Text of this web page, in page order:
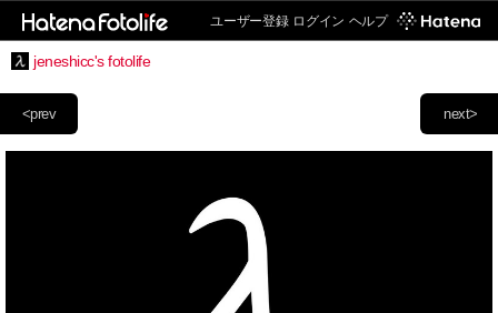
ユーザー登録 ログイン ヘルプ
jeneshicc's fotolife
next>
<prev